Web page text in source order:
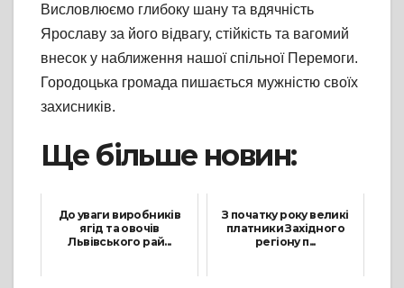
Висловлюємо глибоку шану та вдячність
Ярославу за його відвагу, стійкість та вагомий
внесок у наближення нашої спільної Перемоги.
Городоцька громада пишається мужністю своїх
захисників.
Ще більше новин:
До уваги виробників
ягід та овочів
Львівського рай...
З початку року великі
платники Західного
регіону п...